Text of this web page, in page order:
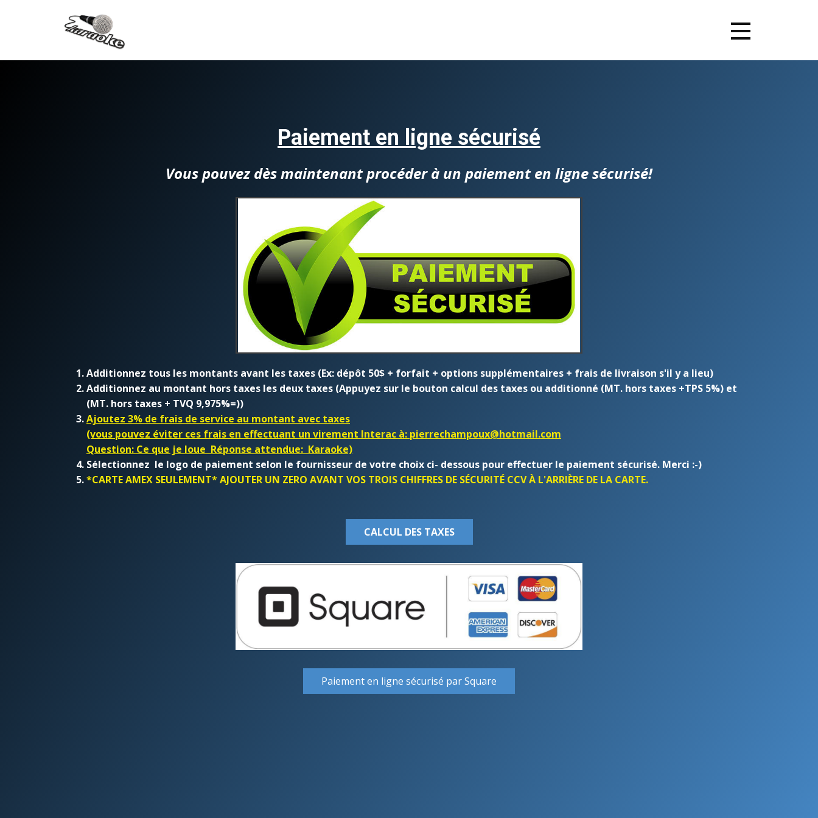
Paiement en ligne sécurisé
Vous pouvez dès maintenant procéder à un paiement en ligne sécurisé!
Additionnez tous les montants avant les taxes (Ex: dépôt 50$ + forfait + options supplémentaires + frais de livraison s'il y a lieu)
Additionnez au montant hors taxes les deux taxes (Appuyez sur le bouton calcul des taxes ou additionné (MT. hors taxes +TPS 5%) et
(MT. hors taxes + TVQ 9,975%=))
Ajoutez 3% de frais de service au montant avec taxes
(vous pouvez éviter ces frais en effectuant un virement Interac à: pierrechampoux@hotmail.com
Question: Ce que je loue Réponse attendue: Karaoke)
Sélectionnez le logo de paiement selon le fournisseur de votre choix ci- dessous pour effectuer le paiement sécurisé. Merci :-)
*CARTE AMEX SEULEMENT* AJOUTER UN ZERO AVANT VOS TROIS CHIFFRES DE SÉCURITÉ CCV À L'ARRIÈRE DE LA CARTE.
CALCUL DES TAXES
Paiement en ligne sécurisé par Square